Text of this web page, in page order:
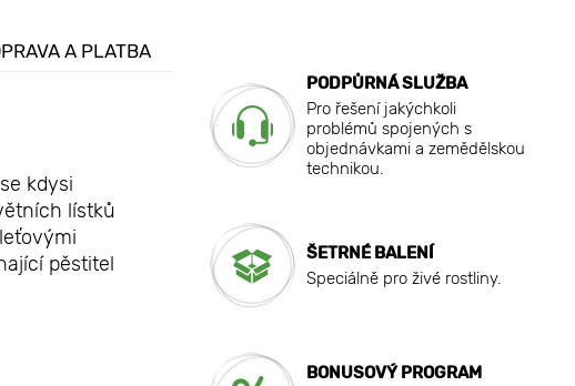
A PLATBA
kdysi
lístků
pěstitel
PODPŮRNÁ SLUŽBA
Pro řešení jakýchkoli
problémů spojených s
objednávkami a zemědělskou
technikou.
ŠETRNÉ BALENÍ
Speciálně pro živé rostliny.
BONUSOVÝ PROGRAM